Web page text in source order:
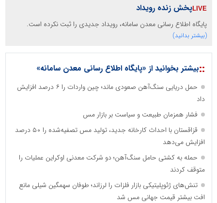
پخش زنده رویداد
پایگاه اطلاع رسانی معدن سامانه، رویداد جدیدی را ثبت نکرده است.
(بیشتر بدانید)
::بیشتر بخوانید از «پایگاه اطلاع رسانی معدن سامانه»
حمل دریایی سنگ‌آهن صعودی ماند؛ چین واردات را ۶ درصد افزایش
داد
فشار همزمان طبیعت و سیاست بر بازار مس
قزاقستان با احداث کارخانه جدید، تولید مس تصفیه‌شده را ۵۰ درصد
افزایش می‌دهد
حمله به کشتی حامل سنگ‌آهن؛ دو شرکت معدنی اوکراین عملیات را
متوقف کردند
تنش‌های ژئوپلیتیکی بازار فلزات را لرزاند؛ طوفان سهمگین شیلی مانع
افت بیشتر قیمت جهانی مس شد